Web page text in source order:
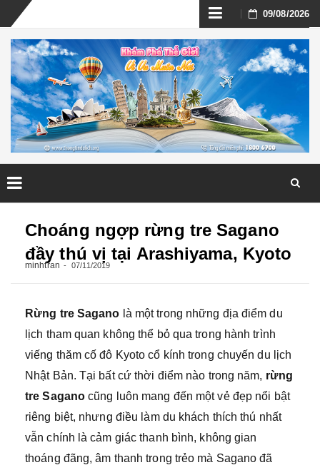
Skip
to
content
09/08/2026
Choáng ngợp rừng tre Sagano
đầy thú vị tại Arashiyama, Kyoto
minhtran 07/11/2019
Rừng tre Sagano là một trong những địa điểm du
lịch tham quan không thể bỏ qua trong hành trình
viếng thăm cố đô Kyoto cổ kính trong chuyến du lịch
Nhật Bản. Tại bất cứ thời điểm nào trong năm, rừng
tre Sagano cũng luôn mang đến một vẻ đẹp nổi bật
riêng biệt, nhưng điều làm du khách thích thú nhất
vẫn chính là cảm giác thanh bình, không gian
thoáng đãng, âm thanh trong trẻo mà Sagano đã